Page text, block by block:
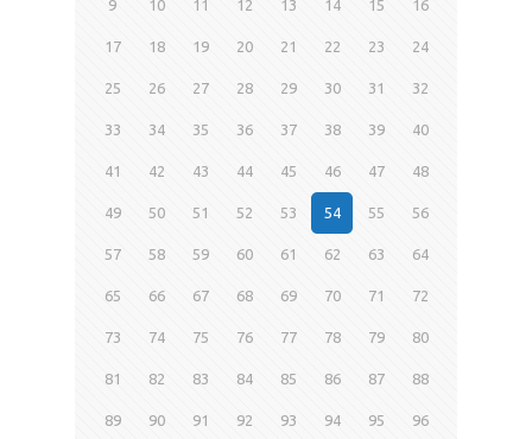
9 10 11 12 13 14 15 16
17 18 19 20 21 22 23 24
25 26 27 28 29 30 31 32
33 34 35 36 37 38 39 40
41 42 43 44 45 46 47 48
49 50 51 52 53 54 55 56
57 58 59 60 61 62 63 64
65 66 67 68 69 70 71 72
73 74 75 76 77 78 79 80
81 82 83 84 85 86 87 88
89 90 91 92 93 94 95 96